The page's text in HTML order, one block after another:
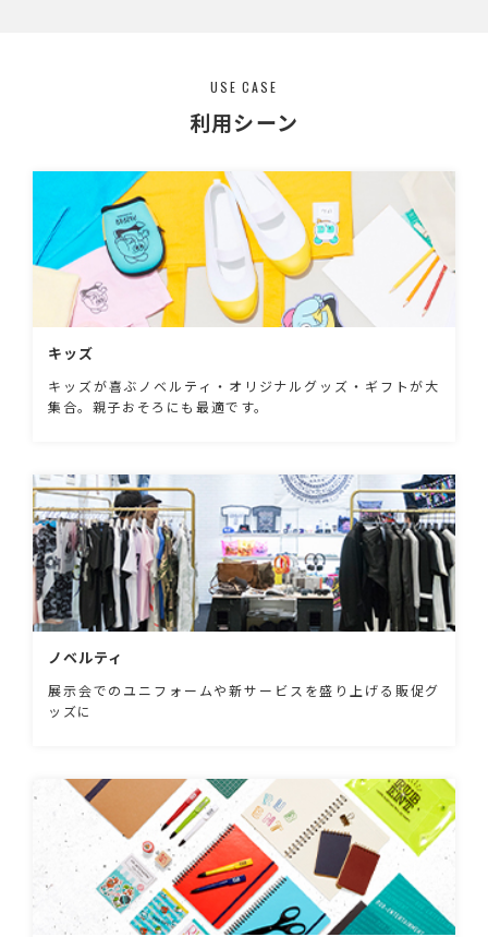
USE CASE
利用シーン
キッズ
キッズが喜ぶノベルティ・オリジナルグッズ・ギフトが大
集合。親子おそろにも最適です。
ノベルティ
展示会でのユニフォームや新サービスを盛り上げる販促グ
ッズに